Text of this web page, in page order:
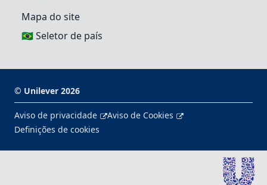
Mapa do site
🇧🇷 Seletor de país
© Unilever 2026
Aviso de privacidade
Aviso de Cookies
Definições de cookies